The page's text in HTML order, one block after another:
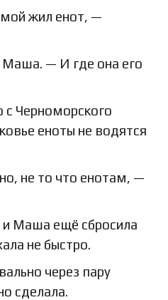
жил енот, —
— И где она его
с Черноморского
еноты не водятся
не то что енотам, —
и Маша ещё сбросила
не быстро.
через пару
сделала.